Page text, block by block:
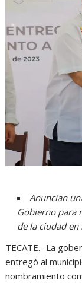
Anuncian
Gobierno para
de la ciudad
TECATE.- La
entregó al
nombramiento